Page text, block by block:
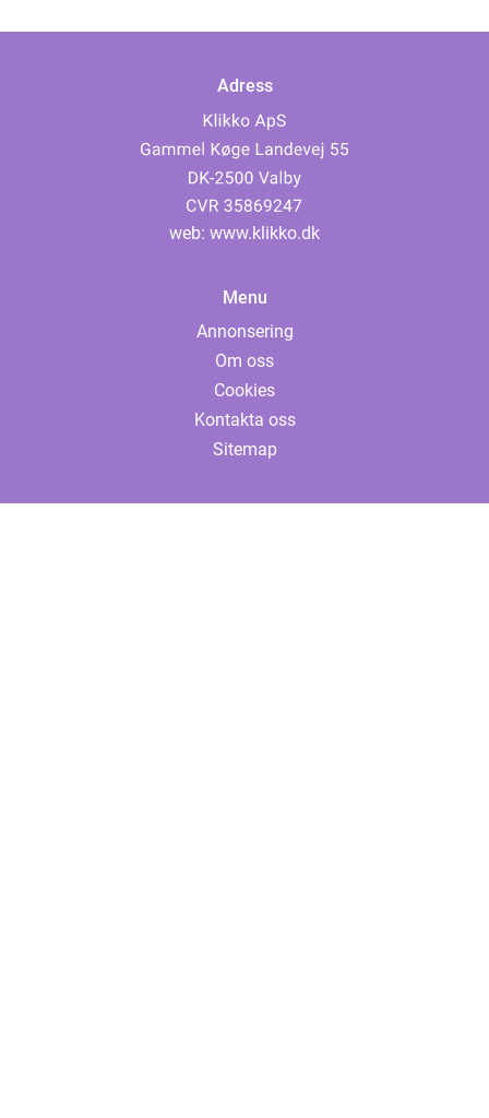
Adress
web: www.klikko.dk
Menu
Annonsering
Om oss
Cookies
Kontakta oss
Sitemap